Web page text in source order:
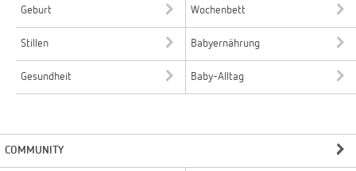
Geburt Wochenbett
Stillen Babyernährung
Gesundheit Baby-Alltag
COMMUNITY